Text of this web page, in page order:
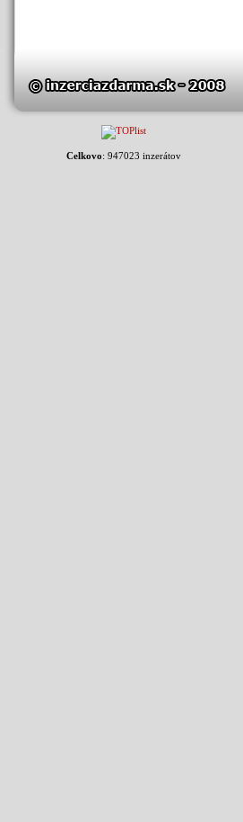
Celkovo: 947023 inzerátov